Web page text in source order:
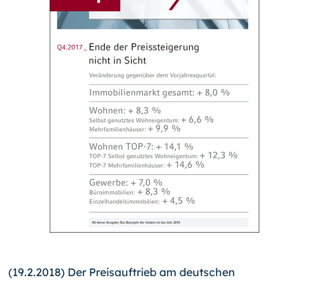
(19.2.2018) Der Preisauftrieb am deutschen